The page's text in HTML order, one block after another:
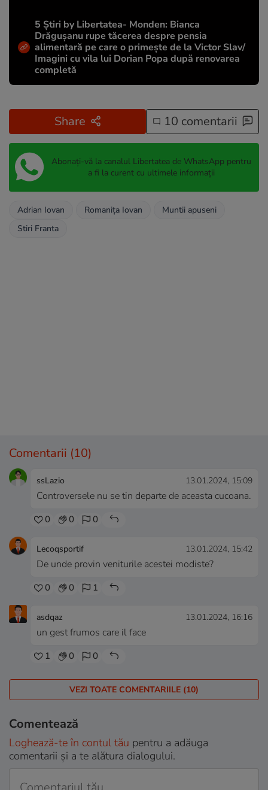
5 Știri by Libertatea- Monden: Bianca
Drăgușanu rupe tăcerea despre pensia
alimentară pe care o primește de la Victor Slav/
Imagini cu vila lui Dorian Popa după renovarea
completă
Share 10 comentarii
Abonați-vă la canalul Libertatea de WhatsApp pentru
a fi la curent cu ultimele informații
Adrian Iovan Romanița Iovan
Muntii apuseni
Stiri Franta
Comentarii (10)
ssLazio 13.01.2024, 15:09
Controversele nu se tin departe de aceasta cucoana.
0 0 0
Lecoqsportif 13.01.2024, 15:42
De unde provin veniturile acestei modiste?
0 0 1
asdqaz 13.01.2024, 16:16
un gest frumos care il face
1 0 0
VEZI TOATE COMENTARIILE (10)
Comentează
Loghează-te în contul tău pentru a adăuga
comentarii și a te alătura dialogului.